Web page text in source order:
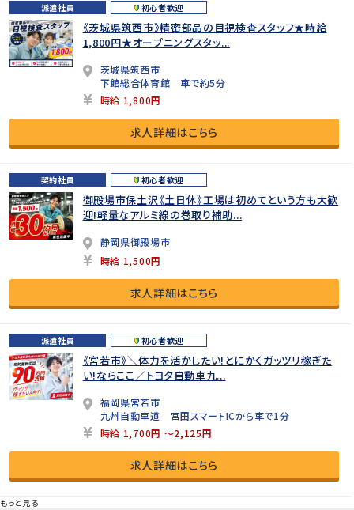
派遣社員 初心者歓迎
《茨城県筑西市》精密部品の目視検査スタッフ★時給
1,800円★オープニングスタッ...
茨城県筑西市
下館総合体育館 車で約5分
時給 1,800円
求人詳細はこちら
契約社員 初心者歓迎
御殿場市保土沢《土日休》工場は初めてという方も大歓
迎!軽量なアルミ線の巻取り補助...
静岡県御殿場市
時給 1,500円
求人詳細はこちら
派遣社員 初心者歓迎
《宮若市》＼体力を活かしたい!とにかくガッツリ稼ぎた
い!ならここ／トヨタ自動車九...
福岡県宮若市
九州自動車道 宮田スマートICから車で1分
時給 1,700円 ～2,125円
求人詳細はこちら
もっと見る